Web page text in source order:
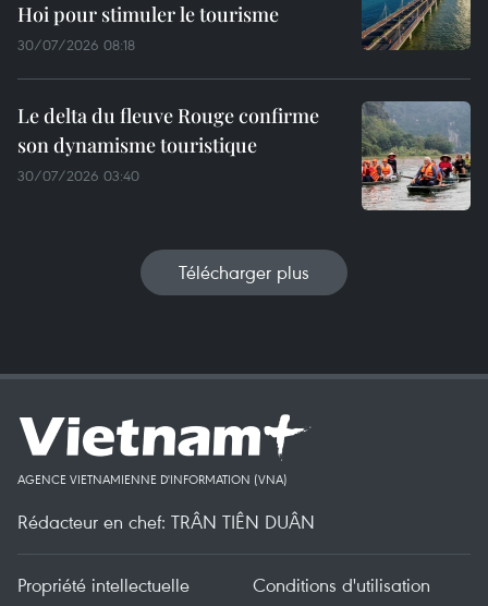
Hoi pour stimuler le tourisme
30/07/2026 08:18
Le delta du fleuve Rouge confirme
son dynamisme touristique
30/07/2026 03:40
Télécharger plus
AGENCE VIETNAMIENNE D'INFORMATION (VNA)
Rédacteur en chef: TRÂN TIÊN DUÂN
Propriété intellectuelle Conditions d'utilisation